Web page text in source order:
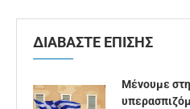
ΔΙΑΒΑΣΤΕ ΕΠΙΣΗΣ
Μένουμε